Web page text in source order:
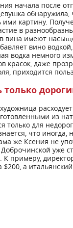
начала после
картину.
в
вина имеют
вино
водка немного
красок, даже
приходится
из
только для
что иногда,
же Ксения не
уже
примеру,
$200, а